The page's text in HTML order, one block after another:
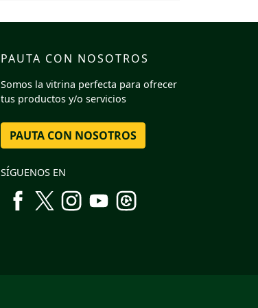
PAUTA CON NOSOTROS
Somos la vitrina perfecta para ofrecer
tus productos y/o servicios
PAUTA CON NOSOTROS
SÍGUENOS EN